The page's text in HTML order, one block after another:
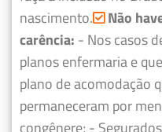
nascimento. Não
carência: - Nos casos
planos enfermaria e
plano de acomodação
permaneceram por
congênere; -